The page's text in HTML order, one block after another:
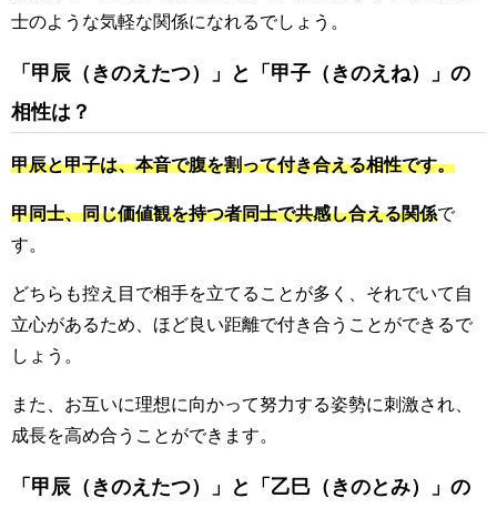
士のような気軽な関係になれるでしょう。
「甲辰（きのえたつ）」と「甲子（きのえね）」の
相性は？
甲辰と甲子は、本音で腹を割って付き合える相性です。
甲同士、同じ価値観を持つ者同士で共感し合える関係で
す。
どちらも控え目で相手を立てることが多く、それでいて自
立心があるため、ほど良い距離で付き合うことができるで
しょう。
また、お互いに理想に向かって努力する姿勢に刺激され、
成長を高め合うことができます。
「甲辰（きのえたつ）」と「乙巳（きのとみ）」の